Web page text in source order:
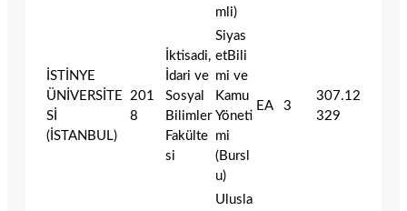
mli)
İSTİNYE
ÜNİVERSİTE
Sİ
(İSTANBUL)
201
8
İktisadi,
İdari ve
Sosyal
Bilimler
Fakülte
si
Siyas
etBili
mi ve
Kamu
Yöneti
mi
(Bursl
u)
EA 3
307.12
329
Ulusla